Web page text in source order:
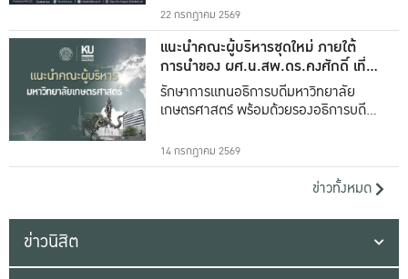
22 กรกฎาคม 2569
แนะนำคณะผู้บริหารชุดใหม่ ภายใต้
การนำของ ผศ.น.สพ.ดร.คงศักดิ์ เที่ยง
ธรรม
รักษาการแทนอธิการบดีมหาวิทยาลัย
เกษตรศาสตร์ พร้อมด้วยรองอธิการบดีทั้ง
14 กรกฎาคม 2569
ข่าวทั้งหมด
ข่าวนิสิต